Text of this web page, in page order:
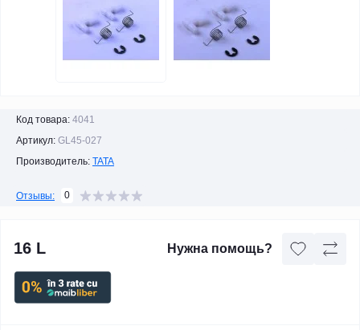
Код товара: 4041
Артикул: GL45-027
Производитель: TATA
Отзывы: 0
16 L Нужна помощь?